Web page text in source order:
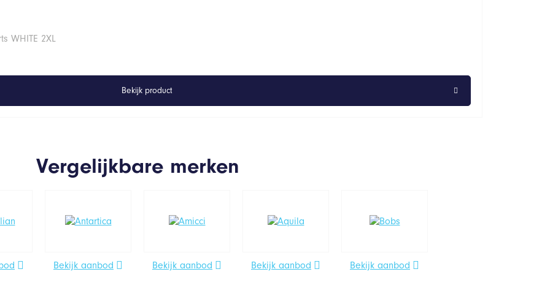
WHITE 2XL
Bekijk product
Vergelijkbare merken
Bekijk aanbod Bekijk aanbod Bekijk aanbod Bekijk aanbod